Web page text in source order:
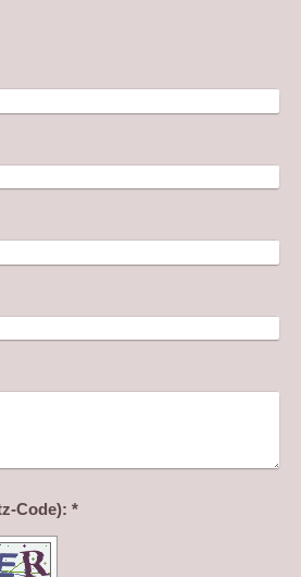
Captcha (Spam-Schutz-Code): *